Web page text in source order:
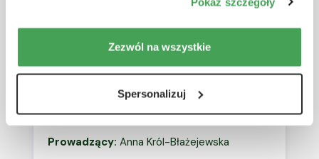
Zezwól na wszystkie
Spersonalizuj
Michał Krawczyk
27.08.2026 r.
5 godzin
690 zł netto + VAT
Środki trwałe w budowie
Prowadzący: Anna Król-Błażejewska